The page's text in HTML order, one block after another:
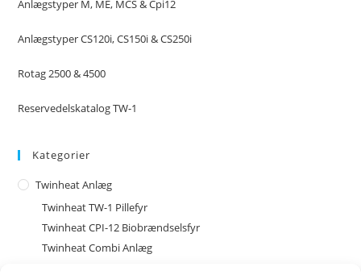
Anlægstyper M, ME, MCS & Cpi12
Anlægstyper CS120i, CS150i & CS250i
Rotag 2500 & 4500
Reservedelskatalog TW-1
Kategorier
Twinheat Anlæg
Twinheat TW-1 Pillefyr
Twinheat CPI-12 Biobrændselsfyr
Twinheat Combi Anlæg